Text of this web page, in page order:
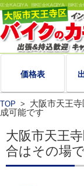
価格表
TOP > 大阪市天王
成可能です
大阪市天王
合はその場